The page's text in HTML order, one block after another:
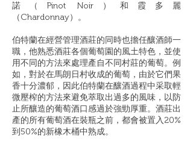
諾（Pinot Noir）和霞多麗
（Chardonnay）。
伯特蘭在經營管理酒莊的同時也擔任釀酒師一
職，他熟悉酒莊各個葡萄園的風土特色，並使
用不同的方法來處理產自不同村莊的葡萄。例
如，對於在馬朗日村收成的葡萄，由於它們果
香十分濃郁，因此伯特蘭在釀酒過程中采取輕
微壓榨的方法來避免萃取出過多的風味，以防
止所釀造的葡萄酒口感過於強勁厚重。酒莊出
產的所有葡萄酒在裝瓶之前，都會被置入20%
到50%的新橡木桶中熟成。